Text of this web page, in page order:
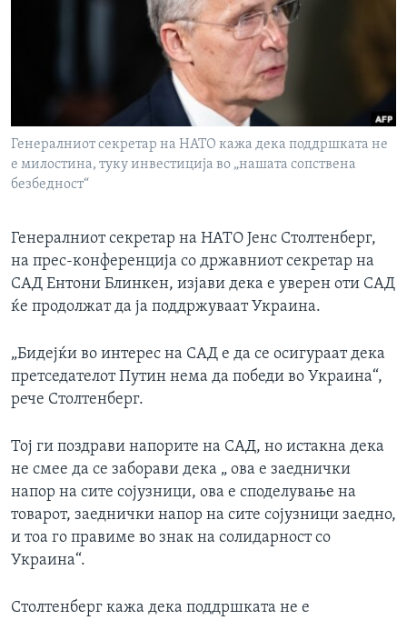
Генералниот секретар на НАТО кажа дека поддршката не
е милостина, туку инвестиција во „нашата сопствена
безбедност“
Генералниот секретар на НАТО Јенс Столтенберг,
на прес-конференција со државниот секретар на
САД Ентони Блинкен, изјави дека е уверен оти САД
ќе продолжат да ја поддржуваат Украина.
„Бидејќи во интерес на САД е да се осигураат дека
претседателот Путин нема да победи во Украина“,
рече Столтенберг.
Тој ги поздрави напорите на САД, но истакна дека
не смее да се заборави дека „ ова е заеднички
напор на сите сојузници, ова е споделување на
товарот, заеднички напор на сите сојузници заедно,
и тоа го правиме во знак на солидарност со
Украина“.
Столтенберг кажа дека поддршката не е